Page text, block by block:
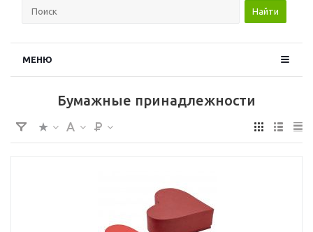
Найти
МЕНЮ
Бумажные принадлежности